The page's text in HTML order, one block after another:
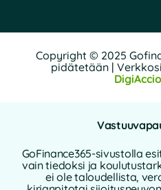
Copyright © 2025
pidätetään |
GoFinance365-sivustolla
vain tiedoksi ja
ei ole taloudellista,